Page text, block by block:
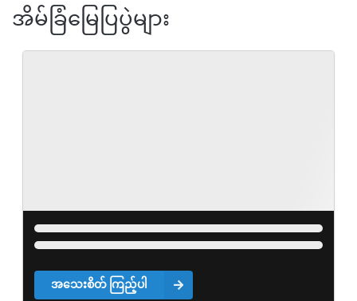
အိမ်ခြံမြေပြပွဲများ
အသေးစိတ် ကြည့်ပါ